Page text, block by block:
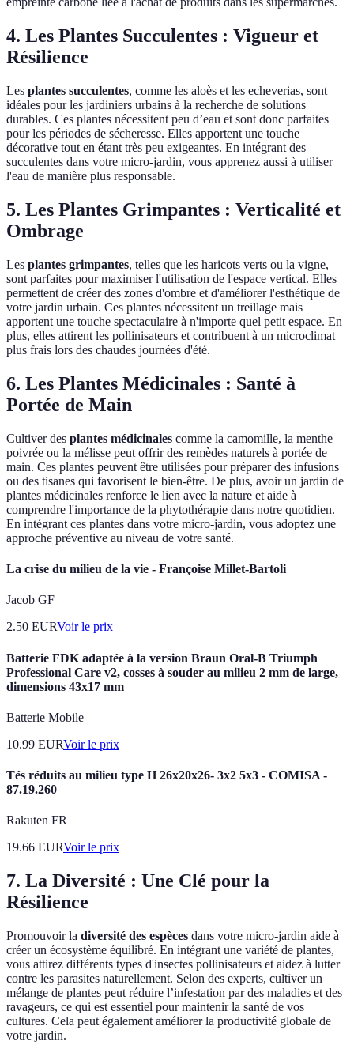
4. Les Plantes Succulentes : Vigueur et
Résilience
Les plantes succulentes, comme les aloès et les echeverias, sont
idéales pour les jardiniers urbains à la recherche de solutions
durables. Ces plantes nécessitent peu d’eau et sont donc parfaites
pour les périodes de sécheresse. Elles apportent une touche
décorative tout en étant très peu exigeantes. En intégrant des
succulentes dans votre micro-jardin, vous apprenez aussi à utiliser
l'eau de manière plus responsable.
5. Les Plantes Grimpantes : Verticalité et
Ombrage
Les plantes grimpantes, telles que les haricots verts ou la vigne,
sont parfaites pour maximiser l'utilisation de l'espace vertical. Elles
permettent de créer des zones d'ombre et d'améliorer l'esthétique de
votre jardin urbain. Ces plantes nécessitent un treillage mais
apportent une touche spectaculaire à n'importe quel petit espace. En
plus, elles attirent les pollinisateurs et contribuent à un microclimat
plus frais lors des chaudes journées d'été.
6. Les Plantes Médicinales : Santé à
Portée de Main
Cultiver des plantes médicinales comme la camomille, la menthe
poivrée ou la mélisse peut offrir des remèdes naturels à portée de
main. Ces plantes peuvent être utilisées pour préparer des infusions
ou des tisanes qui favorisent le bien-être. De plus, avoir un jardin de
plantes médicinales renforce le lien avec la nature et aide à
comprendre l'importance de la phytothérapie dans notre quotidien.
En intégrant ces plantes dans votre micro-jardin, vous adoptez une
approche préventive au niveau de votre santé.
La crise du milieu de la vie - Françoise Millet-Bartoli
Jacob GF
2.50 EURVoir le prix
Batterie FDK adaptée à la version Braun Oral-B Triumph
Professional Care v2, cosses à souder au milieu 2 mm de large,
dimensions 43x17 mm
Batterie Mobile
10.99 EURVoir le prix
Tés réduits au milieu type H 26x20x26- 3x2 5x3 - COMISA -
87.19.260
Rakuten FR
19.66 EURVoir le prix
7. La Diversité : Une Clé pour la
Résilience
Promouvoir la diversité des espèces dans votre micro-jardin aide à
créer un écosystème équilibré. En intégrant une variété de plantes,
vous attirez différents types d'insectes pollinisateurs et aidez à lutter
contre les parasites naturellement. Selon des experts, cultiver un
mélange de plantes peut réduire l’infestation par des maladies et des
ravageurs, ce qui est essentiel pour maintenir la santé de vos
cultures. Cela peut également améliorer la productivité globale de
votre jardin.